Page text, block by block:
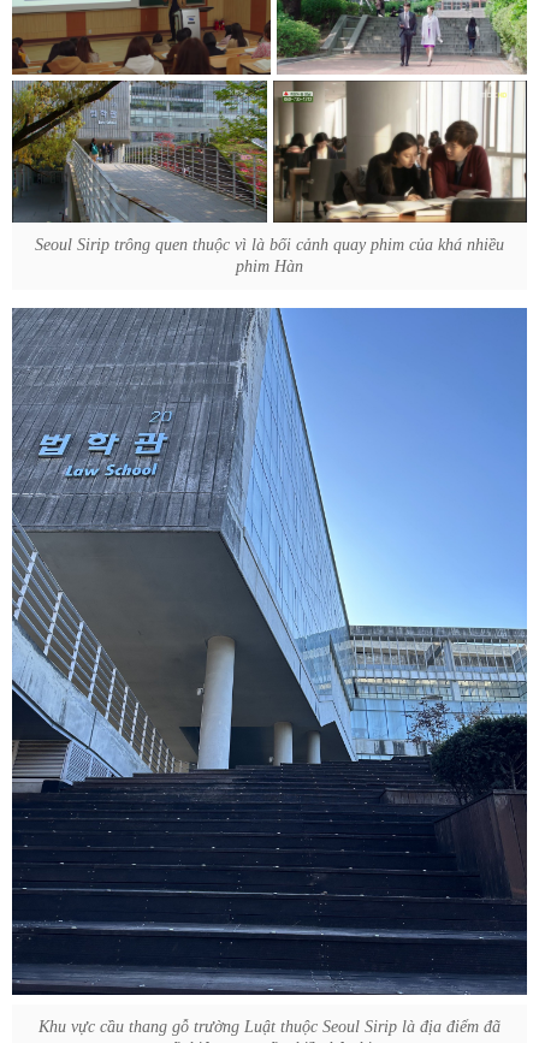
Seoul Sirip trông quen thuộc vì là bối cảnh quay phim của khá nhiều
phim Hàn
Khu vực cầu thang gỗ trường Luật thuộc Seoul Sirip là địa điểm đã